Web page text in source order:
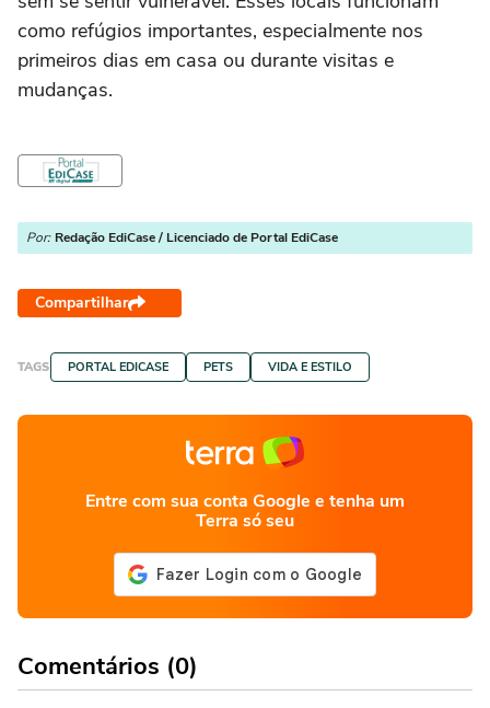
como refúgios importantes, especialmente nos
primeiros dias em casa ou durante visitas e
mudanças.
Por: Redação EdiCase / Licenciado de Portal EdiCase
Compartilhar
TAGS PORTAL EDICASE PETS VIDA E ESTILO
Entre com sua conta Google e tenha um
Terra só seu
Comentários (0)